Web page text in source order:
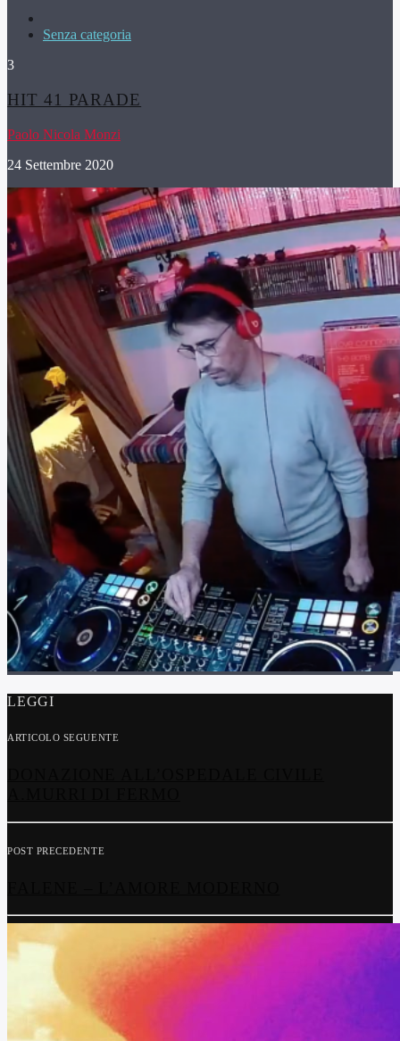
Senza categoria
3
HIT 41 PARADE
Paolo Nicola Monzi
24 Settembre 2020
LEGGI
ARTICOLO SEGUENTE
POST PRECEDENTE